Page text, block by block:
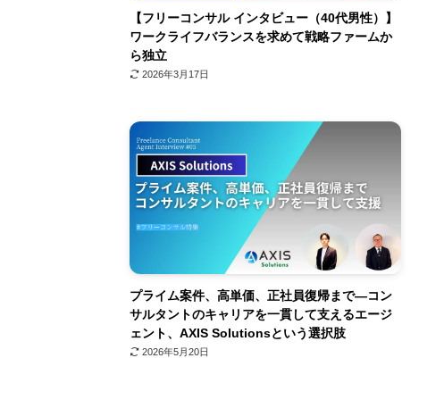
【フリーコンサル インタビュー（40代男性）】
ワークライフバランスを求めて戦略ファームか
ら独立
2026年3月17日
プライム案件、高単価、正社員復帰まで—コン
サルタントのキャリアを一貫して支えるエージ
ェント、AXIS Solutionsという選択肢
2026年5月20日